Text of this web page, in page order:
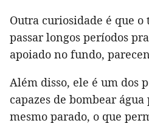
Outra curiosidade é que
passar longos períodos
apoiado no fundo,
Além disso, ele é um dos
capazes de bombear
mesmo parado, o que